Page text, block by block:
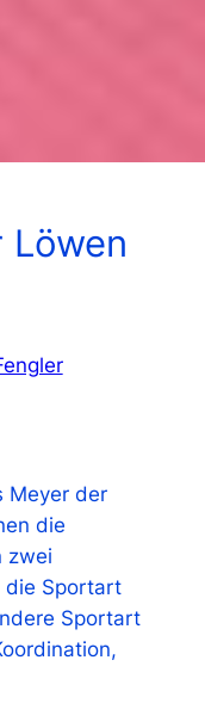
Löwen
Meyer der
die
zwei
die Sportart
Sportart